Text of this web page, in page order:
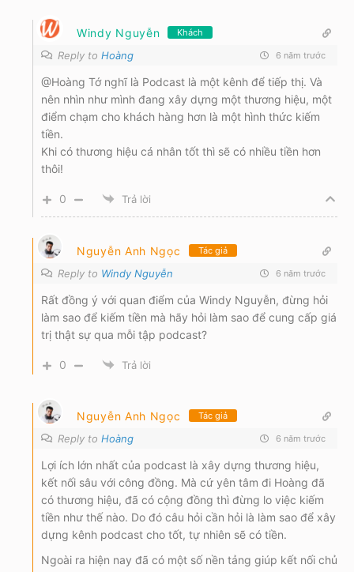
Windy Nguyễn Khách
Reply to Hoàng 6 năm trước
@Hoàng Tớ nghĩ là Podcast là một kênh để tiếp thị. Và
nên nhìn như mình đang xây dựng một thương hiệu, một
điểm chạm cho khách hàng hơn là một hình thức kiếm
tiền.
Khi có thương hiệu cá nhân tốt thì sẽ có nhiều tiền hơn
thôi!
0 Trả lời
Nguyễn Anh Ngọc Tác giả
Reply to Windy Nguyễn 6 năm trước
Rất đồng ý với quan điểm của Windy Nguyễn, đừng hỏi
làm sao để kiếm tiền mà hãy hỏi làm sao để cung cấp giá
trị thật sự qua mỗi tập podcast?
0 Trả lời
Nguyễn Anh Ngọc Tác giả
Reply to Hoàng 6 năm trước
Lợi ích lớn nhất của podcast là xây dựng thương hiệu,
kết nối sâu với công đồng. Mà cứ yên tâm đi Hoàng đã
có thương hiệu, đã có cộng đồng thì đừng lo việc kiếm
tiền như thế nào. Do đó câu hỏi cần hỏi là làm sao để xây
dựng kênh podcast cho tốt, tự nhiên sẽ có tiền.
Ngoài ra hiện nay đã có một số nền tảng giúp kết nối chủ